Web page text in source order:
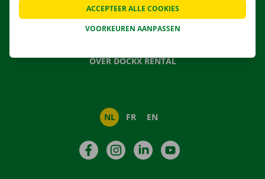
NIEUWS
CADEAUBON
OVER DOCKX RENTAL
NL FR EN
FacebookInstagramLinkedIn
VOORKEUREN AANPASSEN
ACCEPTEER ALLE COOKIES